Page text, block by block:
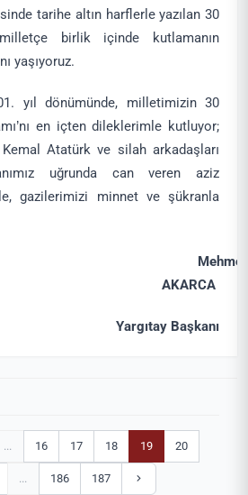
tarihe altın harflerle yazılan 30
birlik içinde kutlamanın
yaşıyoruz.
yıl dönümünde, milletimizin 30
en içten dileklerimle kutluyor;
Atatürk ve silah arkadaşları
uğrunda can veren aziz
gazilerimizi minnet ve şükranla
AKARCA
Yargıtay Başkanı
... 16 17 18 19 20
... 186 187